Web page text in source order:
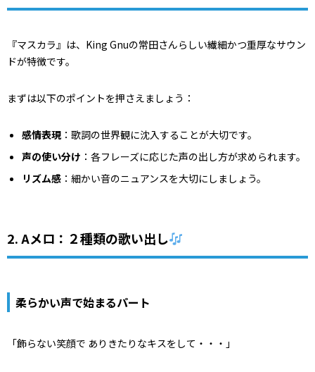
『マスカラ』は、King Gnuの常田さんらしい繊細かつ重厚なサウン
ドが特徴です。
まずは以下のポイントを押さえましょう：
感情表現 ：歌詞の世界観に沈入することが大切です。
声の使い分け ：各フレーズに応じた声の出し方が求められます。
リズム感 ：細かい音のニュアンスを大切にしましょう。
2. Aメロ：２種類の歌い出し
柔らかい声で始まるパート
「飾らない笑顔で ありきたりなキスをして・・・」